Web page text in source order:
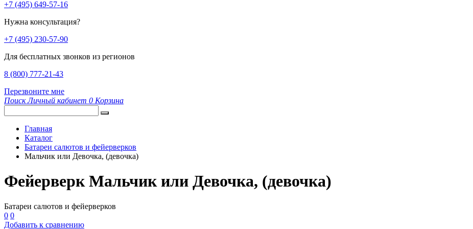
+7 (495) 649-57-16
Нужна консультация?
+7 (495) 230-57-90
Для бесплатных звонков из регионов
8 (800) 777-21-43
Перезвоните мне
Поиск Личный кабинет 0 Корзина
Главная
Каталог
Батареи салютов и фейерверков
Мальчик или Девочка, (девочка)
Фейерверк Мальчик или Девочка, (девочка)
Батареи салютов и фейерверков
0 0
Добавить к сравнению